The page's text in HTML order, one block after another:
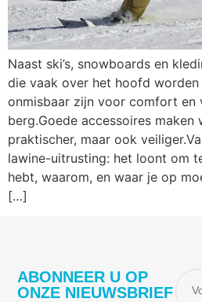
Naast ski’s, snowboards en
die vaak over het hoofd worden
onmisbaar zijn voor comfort en
berg.Goede accessoires
praktischer, maar ook
lawine-uitrusting: het loont om
hebt, waarom, en waar je op
[…]
ABONNEER U OP
ONZE NIEUWSBRIEF